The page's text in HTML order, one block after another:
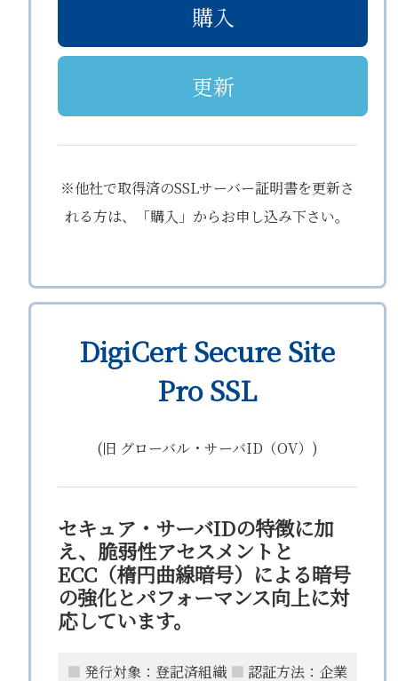
購入
更新
※他社で取得済のSSLサーバー証明書を更新さ
れる方は、「購入」からお申し込み下さい。
DigiCert Secure Site
Pro SSL
(旧 グローバル・サーバID（OV）)
セキュア・サーバIDの特徴に加
え、脆弱性アセスメントと
ECC（楕円曲線暗号）による暗号
の強化とパフォーマンス向上に対
応しています。
■ 発行対象：登記済組織 ■ 認証方法：企業